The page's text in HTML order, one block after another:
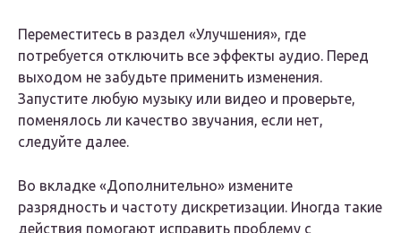
Переместитесь в раздел «Улучшения», где
потребуется отключить все эффекты аудио. Перед
выходом не забудьте применить изменения.
Запустите любую музыку или видео и проверьте,
поменялось ли качество звучания, если нет,
следуйте далее.
Во вкладке «Дополнительно» измените
разрядность и частоту дискретизации. Иногда такие
действия помогают исправить проблему с